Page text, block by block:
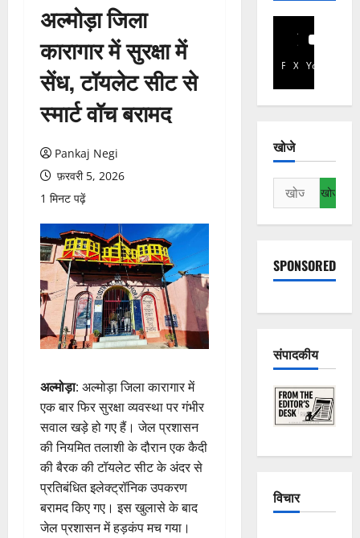
अल्मोड़ा जिला
कारागार में सुरक्षा में
सेंध, टॉयलेट सीट से
स्मार्ट वॉच बरामद
Pankaj Negi
फ़रवरी 5, 2026
1 मिनट पढ़ें
अल्मोड़ा: अल्मोड़ा जिला कारागार में
एक बार फिर सुरक्षा व्यवस्था पर गंभीर
सवाल खड़े हो गए हैं। जेल प्रशासन
की नियमित तलाशी के दौरान एक कैदी
की बैरक की टॉयलेट सीट के अंदर से
प्रतिबंधित इलेक्ट्रॉनिक उपकरण
बरामद किए गए। इस खुलासे के बाद
जेल प्रशासन में हड़कंप मच गया।
Facebook
X YouTube
खोजे
निम्न
को
खोजें:
SPONSORED
संपादकीय
विचार